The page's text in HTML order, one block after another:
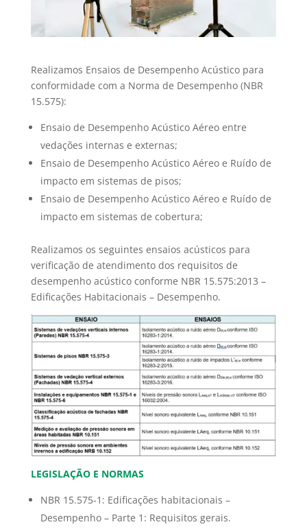
Realizamos Ensaios de Desempenho Acústico para
conformidade com a Norma de Desempenho (NBR
15.575):
Ensaio de Desempenho Acústico Aéreo entre
vedações internas e externas;
Ensaio de Desempenho Acústico Aéreo e Ruído de
impacto em sistemas de pisos;
Ensaio de Desempenho Acústico Aéreo e Ruído de
impacto em sistemas de cobertura;
Realizamos os seguintes ensaios acústicos para
verificação de atendimento dos requisitos de
desempenho acústico conforme NBR 15.575:2013 –
Edificações Habitacionais – Desempenho.
LEGISLAÇÃO E NORMAS
NBR 15.575-1: Edificações habitacionais –
Desempenho – Parte 1: Requisitos gerais.